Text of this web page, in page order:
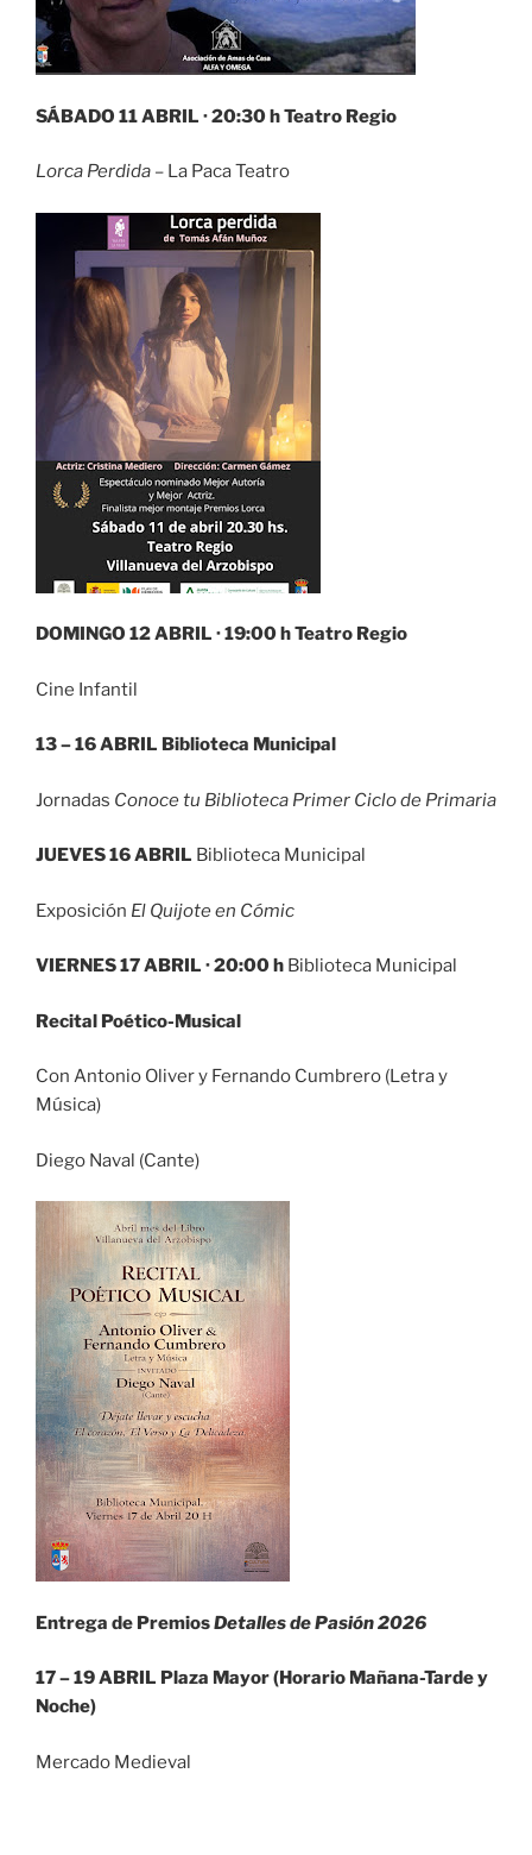
SÁBADO 11 ABRIL · 20:30 h Teatro Regio
Lorca Perdida – La Paca Teatro
DOMINGO 12 ABRIL · 19:00 h Teatro Regio
Cine Infantil
13 – 16 ABRIL Biblioteca Municipal
Jornadas Conoce tu Biblioteca Primer Ciclo de Primaria
JUEVES 16 ABRIL Biblioteca Municipal
Exposición El Quijote en Cómic
VIERNES 17 ABRIL · 20:00 h Biblioteca Municipal
Recital Poético-Musical
Con Antonio Oliver y Fernando Cumbrero (Letra y
Música)
Diego Naval (Cante)
Entrega de PremiosDetalles de Pasión 2026
17 – 19 ABRIL Plaza Mayor (Horario Mañana-Tarde y
Noche)
Mercado Medieval